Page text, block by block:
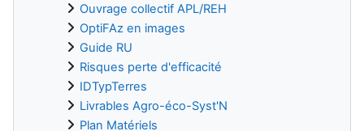
Ouvrage collectif APL/REH
OptiFAz en images
Guide RU
Risques perte d'efficacité
IDTypTerres
Livrables Agro-éco-Syst'N
Plan Matériels